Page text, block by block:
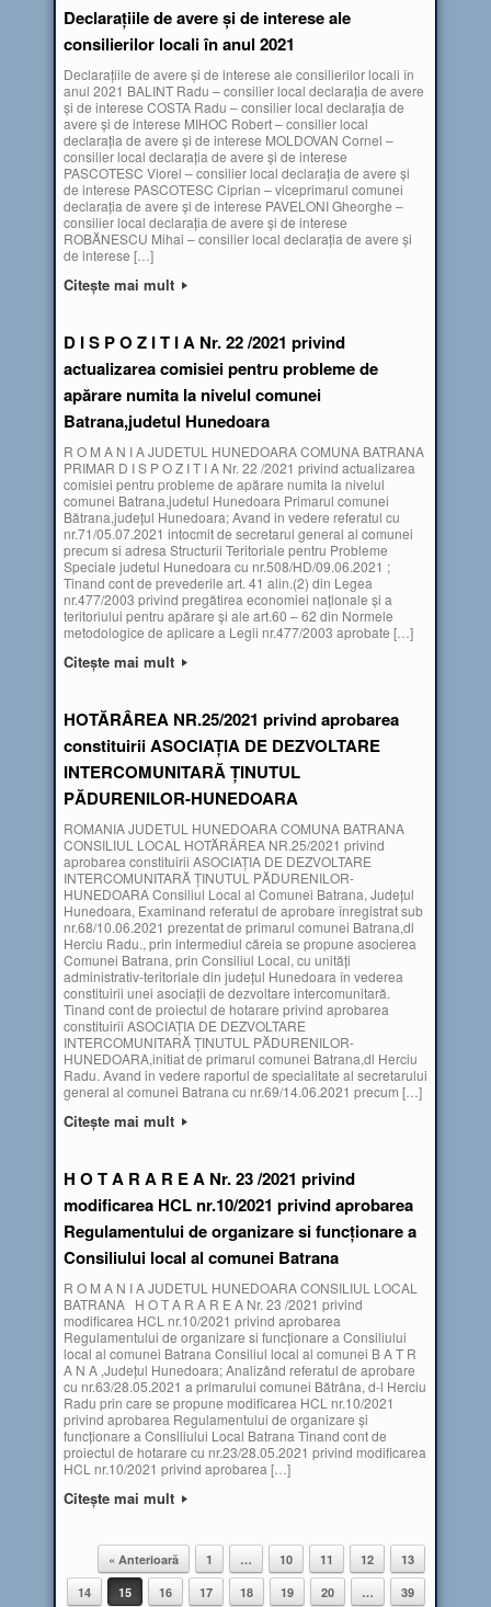
Declarațiile de avere și de interese ale
consilierilor locali în anul 2021
Declarațiile de avere și de interese ale consilierilor locali în
anul 2021 BALINT Radu – consilier local declarația de avere
și de interese COSTA Radu – consilier local declarația de
avere și de interese MIHOC Robert – consilier local
declarația de avere și de interese MOLDOVAN Cornel –
consilier local declarația de avere și de interese
PASCOTESC Viorel – consilier local declarația de avere și
de interese PASCOTESC Ciprian – viceprimarul comunei
declarația de avere și de interese PAVELONI Gheorghe –
consilier local declarația de avere și de interese
ROBĂNESCU Mihai – consilier local declarația de avere și
de interese […]
Citește mai mult
D I S P O Z I T I A Nr. 22 /2021 privind
actualizarea comisiei pentru probleme de
apărare numita la nivelul comunei
Batrana,judetul Hunedoara
R O M A N I A JUDETUL HUNEDOARA COMUNA BATRANA
PRIMAR D I S P O Z I T I A Nr. 22 /2021 privind actualizarea
comisiei pentru probleme de apărare numita la nivelul
comunei Batrana,judetul Hunedoara Primarul comunei
Bătrana,judeţul Hunedoara; Avand in vedere referatul cu
nr.71/05.07.2021 intocmit de secretarul general al comunei
precum si adresa Structurii Teritoriale pentru Probleme
Speciale judetul Hunedoara cu nr.508/HD/09.06.2021 ;
Tinand cont de prevederile art. 41 alin.(2) din Legea
nr.477/2003 privind pregătirea economiei naţionale şi a
teritoriului pentru apărare şi ale art.60 – 62 din Normele
metodologice de aplicare a Legii nr.477/2003 aprobate […]
Citește mai mult
HOTĂRÂREA NR.25/2021 privind aprobarea
constituirii ASOCIAŢIA DE DEZVOLTARE
INTERCOMUNITARĂ ŢINUTUL
PĂDURENILOR-HUNEDOARA
ROMANIA JUDETUL HUNEDOARA COMUNA BATRANA
CONSILIUL LOCAL HOTĂRÂREA NR.25/2021 privind
aprobarea constituirii ASOCIAŢIA DE DEZVOLTARE
INTERCOMUNITARĂ ŢINUTUL PĂDURENILOR-
HUNEDOARA Consiliul Local al Comunei Batrana, Judeţul
Hunedoara, Examinand referatul de aprobare înregistrat sub
nr.68/10.06.2021 prezentat de primarul comunei Batrana,dl
Herciu Radu., prin intermediul căreia se propune asocierea
Comunei Batrana, prin Consiliul Local, cu unități
administrativ-teritoriale din județul Hunedoara în vederea
constituirii unei asociații de dezvoltare intercomunitară.
Tinand cont de proiectul de hotarare privind aprobarea
constituirii ASOCIAŢIA DE DEZVOLTARE
INTERCOMUNITARĂ ŢINUTUL PĂDURENILOR-
HUNEDOARA,initiat de primarul comunei Batrana,dl Herciu
Radu. Avand in vedere raportul de specialitate al secretarului
general al comunei Batrana cu nr.69/14.06.2021 precum […]
Citește mai mult
H O T A R A R E A Nr. 23 /2021 privind
modificarea HCL nr.10/2021 privind aprobarea
Regulamentului de organizare si funcţionare a
Consiliului local al comunei Batrana
R O M A N I A JUDETUL HUNEDOARA CONSILIUL LOCAL
BATRANA H O T A R A R E A Nr. 23 /2021 privind
modificarea HCL nr.10/2021 privind aprobarea
Regulamentului de organizare si funcţionare a Consiliului
local al comunei Batrana Consiliul local al comunei B A T R
A N A ,Judeţul Hunedoara; Analizând referatul de aprobare
cu nr.63/28.05.2021 a primarului comunei Bătrâna, d-l Herciu
Radu prin care se propune modificarea HCL nr.10/2021
privind aprobarea Regulamentului de organizare şi
funcţionare a Consiliului Local Batrana Tinand cont de
proiectul de hotarare cu nr.23/28.05.2021 privind modificarea
HCL nr.10/2021 privind aprobarea […]
Citește mai mult
Post navigation
« Anterioară 1 … 10 11 12
13
14
15 16 17 18 19 20 … 39